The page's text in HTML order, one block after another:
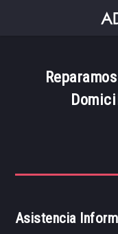
Asistencia